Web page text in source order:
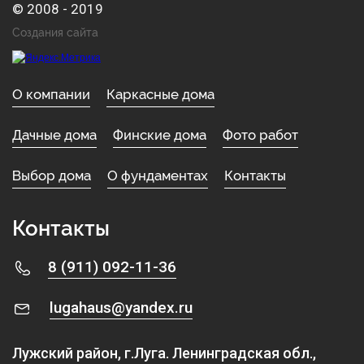
© 2008 - 2019
Создания сайта
О компании Каркасные дома
Дачные дома Финские дома Фото работ
Выбор дома О фундаментах Контакты
Контакты
8 (911) 092-11-36
lugahaus@yandex.ru
Лужский район, г.Луга. Ленинградская обл.,